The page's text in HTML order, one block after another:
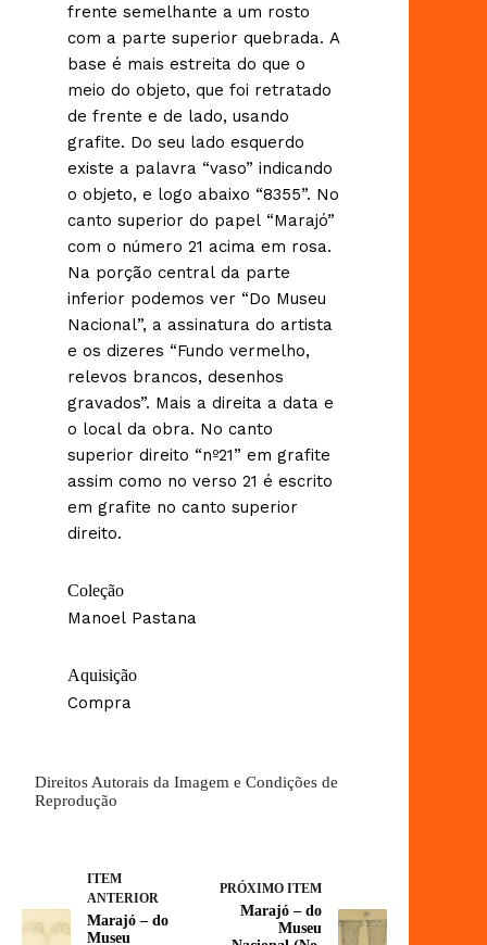
frente semelhante a um rosto
com a parte superior quebrada. A
base é mais estreita do que o
meio do objeto, que foi retratado
de frente e de lado, usando
grafite. Do seu lado esquerdo
existe a palavra “vaso” indicando
o objeto, e logo abaixo “8355”. No
canto superior do papel “Marajó”
com o número 21 acima em rosa.
Na porção central da parte
inferior podemos ver “Do Museu
Nacional”, a assinatura do artista
e os dizeres “Fundo vermelho,
relevos brancos, desenhos
gravados”. Mais a direita a data e
o local da obra. No canto
superior direito “nº21” em grafite
assim como no verso 21 é escrito
em grafite no canto superior
direito.
Coleção
Manoel Pastana
Aquisição
Compra
Direitos Autorais da Imagem e Condições de
Reprodução
ITEM
ANTERIOR
Marajó – do
Museu
PRÓXIMO ITEM
Marajó – do
Museu